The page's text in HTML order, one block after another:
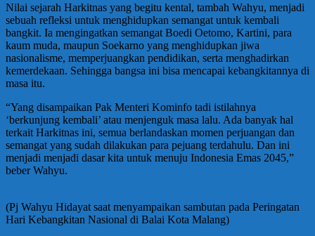
Nilai sejarah Harkitnas yang begitu kental, tambah Wahyu, menjadi
sebuah refleksi untuk menghidupkan semangat untuk kembali
bangkit. Ia mengingatkan semangat Boedi Oetomo, Kartini, para
kaum muda, maupun Soekarno yang menghidupkan jiwa
nasionalisme, memperjuangkan pendidikan, serta menghadirkan
kemerdekaan. Sehingga bangsa ini bisa mencapai kebangkitannya di
masa itu.
“Yang disampaikan Pak Menteri Kominfo tadi istilahnya
‘berkunjung kembali’ atau menjenguk masa lalu. Ada banyak hal
terkait Harkitnas ini, semua berlandaskan momen perjuangan dan
semangat yang sudah dilakukan para pejuang terdahulu. Dan ini
menjadi menjadi dasar kita untuk menuju Indonesia Emas 2045,”
beber Wahyu.
(Pj Wahyu Hidayat saat menyampaikan sambutan pada Peringatan
Hari Kebangkitan Nasional di Balai Kota Malang)